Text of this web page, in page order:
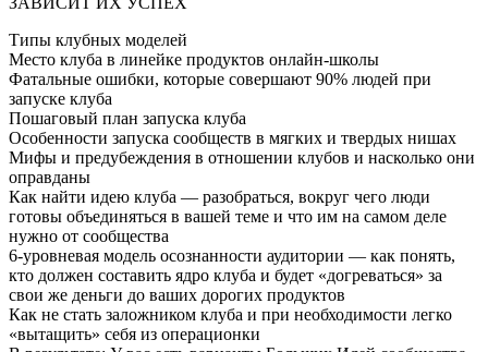
Типы клубных моделей
Место клуба в линейке продуктов онлайн-школы
Фатальные ошибки, которые совершают 90% людей при
запуске клуба
Пошаговый план запуска клуба
Особенности запуска сообществ в мягких и твердых нишах
Мифы и предубеждения в отношении клубов и насколько они
оправданы
Как найти идею клуба — разобраться, вокруг чего люди
готовы объединяться в вашей теме и что им на самом деле
нужно от сообщества
6-уровневая модель осознанности аудитории — как понять,
кто должен составить ядро клуба и будет «догреваться» за
свои же деньги до ваших дорогих продуктов
Как не стать заложником клуба и при необходимости легко
«вытащить» себя из операционки